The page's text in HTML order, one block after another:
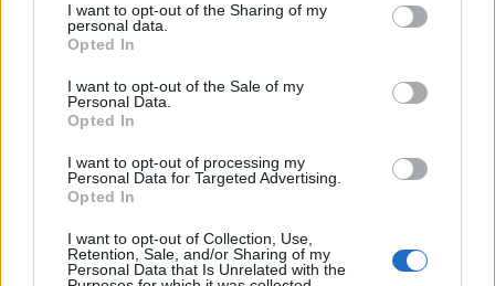
I want to opt-out of the Sharing of my
personal data.
Opted In
I want to opt-out of the Sale of my
Personal Data.
Opted In
I want to opt-out of processing my
Personal Data for Targeted Advertising.
Opted In
I want to opt-out of Collection, Use,
Retention, Sale, and/or Sharing of my
Personal Data that Is Unrelated with the
ολυμπιακος-λεβαδειακος
Μεντιλιμπάρ Χοσέ Λουίς
COMMENTS
Συνδεθείτε για να σχολιάσετε